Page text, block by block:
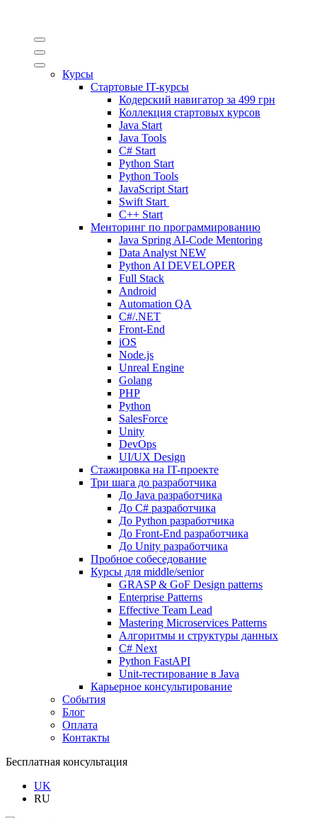
Курсы
Стартовые IT-курсы
Кодерский навигатор за 499 грн
Коллекция стартовых курсов
Java Start
Java Tools
C# Start
Python Start
Python Tools
JavaScript Start
Swift Start
C++ Start
Менторинг по программированию
Java Spring AI-Code Mentoring
Data Analyst NEW
Python AI DEVELOPER
Full Stack
Android
Automation QA
C#/.NET
Front-End
iOS
Node.js
Unreal Engine
Golang
PHP
Python
SalesForce
Unity
DevOps
UI/UX Design
Стажировка на IT-проекте
Три шага до разработчика
До Java разработчика
До C# разработчика
До Python разработчика
До Front-End разработчика
До Unity разработчика
Пробное собеседование
Курсы для middle/senior
GRASP & GoF Design patterns
Enterprise Patterns
Effective Team Lead
Mastering Microservices Patterns
Алгоритмы и структуры данных
C# Next
Python FastAPI
Unit-тестирование в Java
Карьерное консультирование
События
Блог
Оплата
Контакты
Бесплатная консультация
UK
RU